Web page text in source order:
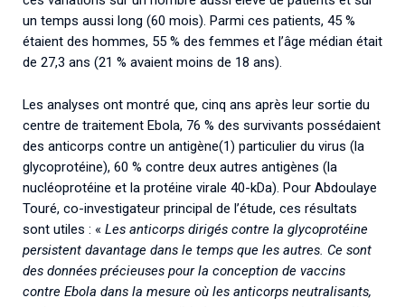
un temps aussi long (60 mois). Parmi ces patients, 45 %
étaient des hommes, 55 % des femmes et l’âge médian était
de 27,3 ans (21 % avaient moins de 18 ans).
Les analyses ont montré que, cinq ans après leur sortie du
centre de traitement Ebola, 76 % des survivants possédaient
des anticorps contre un antigène(1) particulier du virus (la
glycoprotéine), 60 % contre deux autres antigènes (la
nucléoprotéine et la protéine virale 40-kDa). Pour Abdoulaye
Touré, co-investigateur principal de l’étude, ces résultats
sont utiles : « Les anticorps dirigés contre la glycoprotéine
persistent davantage dans le temps que les autres. Ce sont
des données précieuses pour la conception de vaccins
contre Ebola dans la mesure où les anticorps neutralisants,